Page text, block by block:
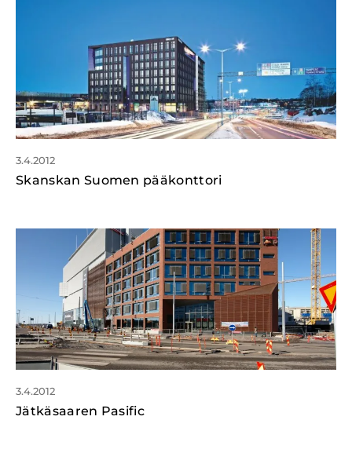
3.4.2012
Skanskan Suomen pääkonttori
3.4.2012
Jätkäsaaren Pasific